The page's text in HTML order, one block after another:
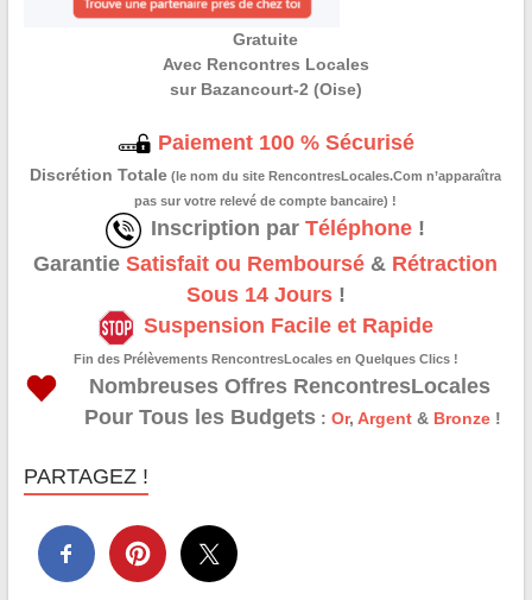
Gratuite
Avec Rencontres Locales
sur Bazancourt-2 (Oise)
Paiement 100 % Sécurisé
Discrétion Totale (le nom du site RencontresLocales.Com n’apparaîtra
pas sur votre relevé de compte bancaire) !
Inscription parTéléphone !
GarantieSatisfait ou Remboursé & Rétraction
Sous 14 Jours!
Suspension Facile et Rapide
Fin des Prélèvements RencontresLocales en Quelques Clics !
Nombreuses Offres RencontresLocales
Pour Tous les Budgets: Or, Argent& Bronze!
PARTAGEZ !